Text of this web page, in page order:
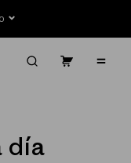
Carrito
día